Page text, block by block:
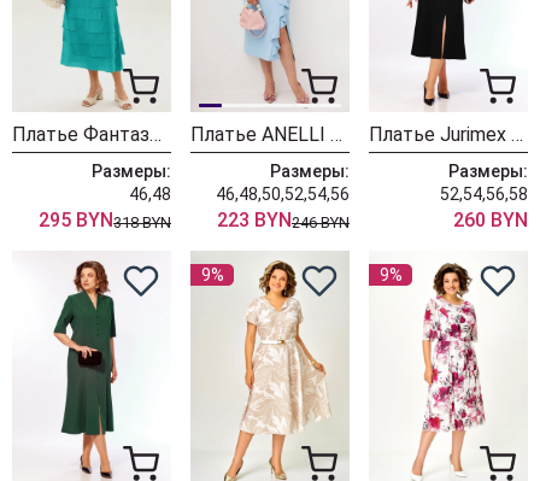
Платье Фантазия Мод 5437 бирюза
Размеры:
46,48
295 BYN318 BYN
Платье ANELLI LAUREL 1796 голубая волна
Размеры:
46,48,50,52,54,56
223 BYN246 BYN
Платье Jurimex West 3533-2
Размеры:
52,54,56,58
260 BYN
9% 9%